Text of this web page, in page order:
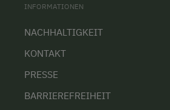
INFORMATIONEN
NACHHALTIGKEIT
KONTAKT
PRESSE
BARRIEREFREIHEIT